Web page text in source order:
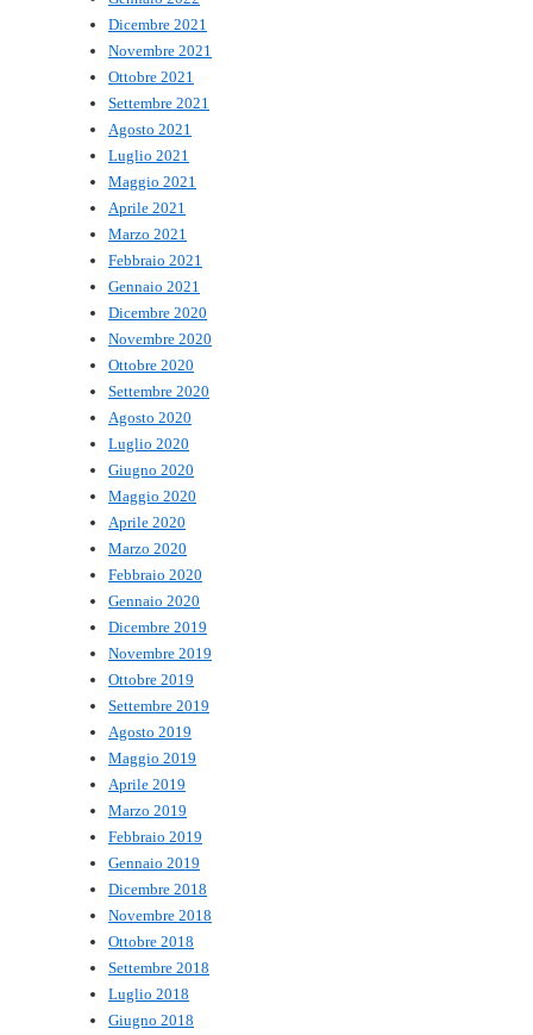
Dicembre 2021
Novembre 2021
Ottobre 2021
Settembre 2021
Agosto 2021
Luglio 2021
Maggio 2021
Aprile 2021
Marzo 2021
Febbraio 2021
Gennaio 2021
Dicembre 2020
Novembre 2020
Ottobre 2020
Settembre 2020
Agosto 2020
Luglio 2020
Giugno 2020
Maggio 2020
Aprile 2020
Marzo 2020
Febbraio 2020
Gennaio 2020
Dicembre 2019
Novembre 2019
Ottobre 2019
Settembre 2019
Agosto 2019
Maggio 2019
Aprile 2019
Marzo 2019
Febbraio 2019
Gennaio 2019
Dicembre 2018
Novembre 2018
Ottobre 2018
Settembre 2018
Luglio 2018
Giugno 2018